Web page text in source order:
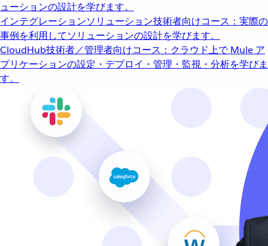
ューションの設計を学びます。
インテグレーションソリューション技術者向けコース：実際の
事例を利用してソリューションの設計を学びます。
CloudHub技術者／管理者向けコース：クラウド上で Mule ア
プリケーションの設定・デプロイ・管理・監視・分析を学びま
す。